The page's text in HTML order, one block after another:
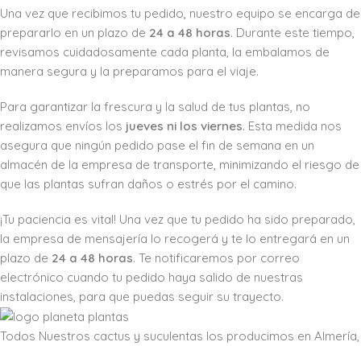
Una vez que recibimos tu pedido, nuestro equipo se encarga de
prepararlo en un plazo de 24 a 48 horas. Durante este tiempo,
revisamos cuidadosamente cada planta, la embalamos de
manera segura y la preparamos para el viaje.
Para garantizar la frescura y la salud de tus plantas, no
realizamos envíos los jueves ni los viernes. Esta medida nos
asegura que ningún pedido pase el fin de semana en un
almacén de la empresa de transporte, minimizando el riesgo de
que las plantas sufran daños o estrés por el camino.
¡Tu paciencia es vital! Una vez que tu pedido ha sido preparado,
la empresa de mensajería lo recogerá y te lo entregará en un
plazo de 24 a 48 horas. Te notificaremos por correo
electrónico cuando tu pedido haya salido de nuestras
instalaciones, para que puedas seguir su trayecto.
Todos Nuestros cactus y suculentas los producimos en Almería,